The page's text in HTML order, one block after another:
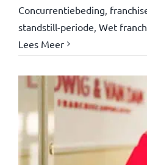
Concurrentiebeding
standstill-periode Wet
Lees Meer